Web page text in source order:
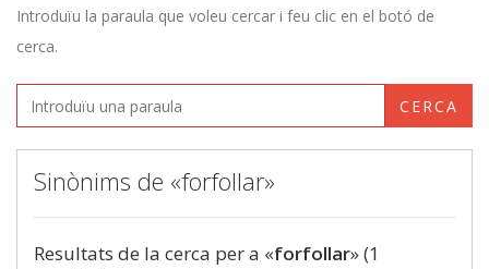
Introduïu la paraula que voleu cercar i feu clic en el botó de
cerca.
CERCA
Sinònims de «forfollar»
Resultats de la cerca per a «forfollar» (1